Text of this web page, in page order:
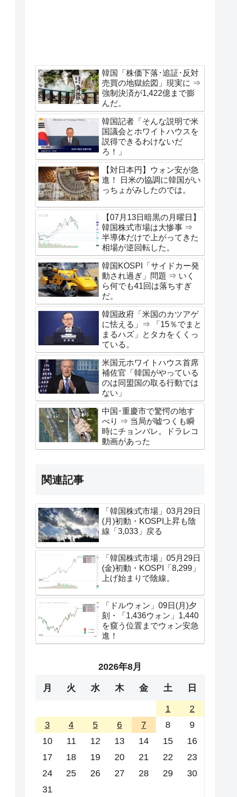
韓国「株価下落･追証･反対
売買の地獄絵図」現実に ⇒
強制決済が1,422億まで膨
んだ。
韓国記者「そんな説明で米
国議会とホワイトハウスを
説得できるわけないだ
ろ！」
【対日本円】ウォン安が急
進！ 日米の協調に韓国がい
っちょがみしたのでは。
【07月13日暗黒の月曜日】
韓国株式市場は大惨事 ⇒
半導体だけで上がってきた
相場が逆回転した。
韓国KOSPI「サイドカー発
動され過ぎ」問題 ⇒ いく
ら何でも41回は落ちすぎ
だ。
韓国政府「米国のカツアゲ
に怯える」⇒ 「15％でまと
まるハズ」とタカをくくっ
ている。
米国元ホワイトハウス首席
補佐官「韓国がやっている
のは同盟国の取る行動では
ない」
中国･重慶市で驚愕の地す
べり ⇒ 当局が嘘つくも瞬
時にチョンバレ。ドラレコ
動画があった
関連記事
「韓国株式市場」03月29日
(月)初動・KOSPI上昇も陰
線「3,033」戻る
「韓国株式市場」05月29日
(金)初動・KOSPI「8,299」
上げ始まりで陰線。
「ドルウォン」09日(月)夕
刻・「1,436ウォン」1,440
を窺う位置までウォン安急
進！
2026年8月
月 火 水 木 金 土 日
1
2
3
4 5 6 7 8
9
10
11 12 13 14 15
16
17
18 19 20 21 22
23
24
25 26 27 28 29
30
31